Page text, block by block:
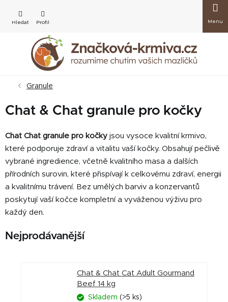
obsah
košík
Granule
Chat & Chat granule pro kočky
Chat Chat granule pro kočky jsou vysoce kvalitní krmivo,
které podporuje zdraví a vitalitu vaší kočky. Obsahují pečlivě
vybrané ingredience, včetně kvalitního masa a dalších
přírodních surovin, které přispívají k celkovému zdraví, energii
a kvalitnímu trávení. Bez umělých barviv a konzervantů
poskytují vaší kočce kompletní a vyváženou výživu pro
každý den.
Nejprodávanější
Chat & Chat Cat Adult Gourmand
Beef 14 kg
Skladem (>5 ks)